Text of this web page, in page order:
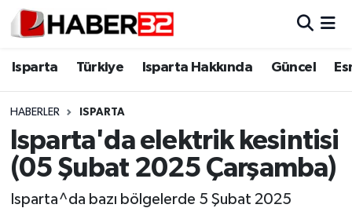
Isparta Türkiye Isparta Hakkında Güncel
HABERLER ISPARTA
Isparta'da elektrik kesintisi
(05 Şubat 2025 Çarşamba)
Isparta^da bazı bölgelerde 5 Şubat 2025
Isparta
Esnaf Diyor ki;
ASAYİŞ
Isparta Nöbetçi Eczaneler
Isparta Trafik Yoğunluk Haritası
Süper Lig Puan Durumu ve Fikstür